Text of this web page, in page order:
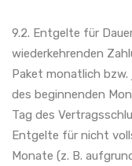
9.2. Entgelte für
wiederkehrenden
Paket monatlich bzw.
des beginnenden
Tag des
Entgelte für nicht
Monate (z. B.